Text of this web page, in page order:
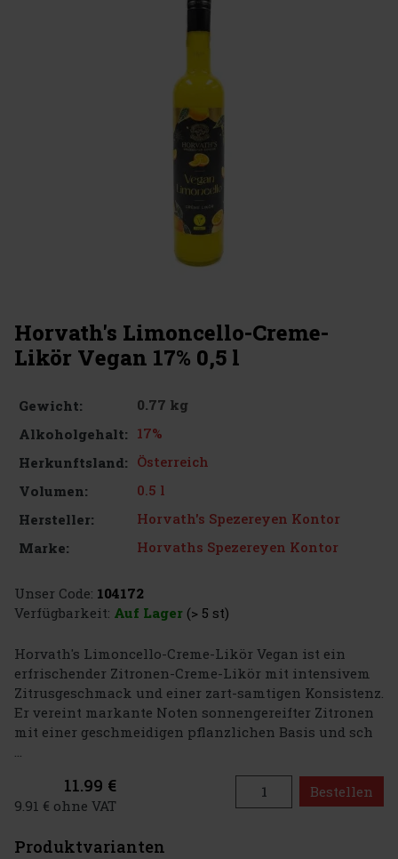
Horvath's Limoncello-Creme-
Likör Vegan 17% 0,5 l
Gewicht:
0.77 kg
Alkoholgehalt: 17%
Herkunftsland: Österreich
Volumen:
0.5 l
Hersteller:
Horvath's Spezereyen Kontor
Marke:
Horvaths Spezereyen Kontor
Unser Code: 104172
Verfügbarkeit: Auf Lager (> 5 st)
Horvath's Limoncello-Creme-Likör Vegan ist ein
erfrischender Zitronen-Creme-Likör mit intensivem
Zitrusgeschmack und einer zart-samtigen Konsistenz.
Er vereint markante Noten sonnengereifter Zitronen
mit einer geschmeidigen pflanzlichen Basis und sch
...
11.99 €
9.91 € ohne VAT
Bestellen
Produktvarianten